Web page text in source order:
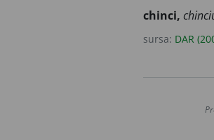
chinci,
sursa: DAR